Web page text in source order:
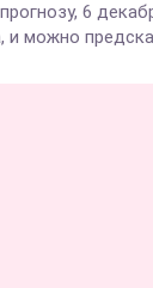
6
и можно